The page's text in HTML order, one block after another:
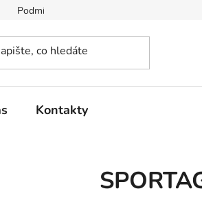
Podmínky ochrany osobních údajů
Kontakty